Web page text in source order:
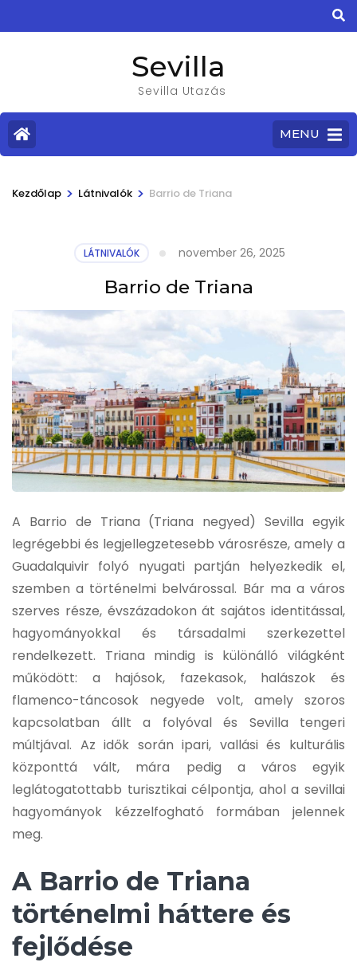
Sevilla
Sevilla Utazás
MENU
Kezdőlap > Látnivalók > Barrio de Triana
LÁTNIVALÓK november 26, 2025
Barrio de Triana
A Barrio de Triana (Triana negyed) Sevilla egyik
legrégebbi és legjellegzetesebb városrésze, amely a
Guadalquivir folyó nyugati partján helyezkedik el,
szemben a történelmi belvárossal. Bár ma a város
szerves része, évszázadokon át sajátos identitással,
hagyományokkal és társadalmi szerkezettel
rendelkezett. Triana mindig is különálló világként
működött: a hajósok, fazekasok, halászok és
flamenco-táncosok negyede volt, amely szoros
kapcsolatban állt a folyóval és Sevilla tengeri
múltjával. Az idők során ipari, vallási és kulturális
központtá vált, mára pedig a város egyik
leglátogatottabb turisztikai célpontja, ahol a sevillai
hagyományok kézzelfogható formában jelennek
meg.
A Barrio de Triana
történelmi háttere és
fejlődése